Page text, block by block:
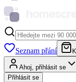
Seznam přání
Ahoj, přihlásit se
Přihlásit se